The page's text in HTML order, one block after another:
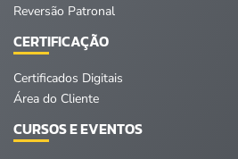
Reversão Patronal
CERTIFICAÇÃO
Certificados Digitais
Área do Cliente
CURSOS E EVENTOS